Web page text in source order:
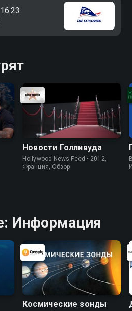
Новости Голливуда
Hollywood News Feed • 2012,
Франция, Обзор
Информация
Космические зонды